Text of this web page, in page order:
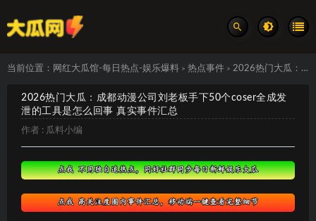
当前位置： 网红大瓜馆-每日热点-娱乐爆料 > 热点事件 > 2026热门大瓜：成都动漫公司刘老板手下50个coser全成发泄的工具是怎么回事 真实事件汇总
2026热门大瓜：成都动漫公司刘老板手下50个coser全成发
泄的工具是怎么回事 真实事件汇总
作者 : 瓜料小编